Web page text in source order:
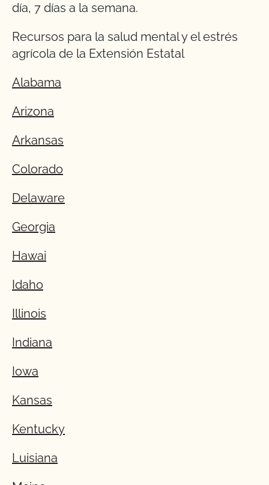
día, 7 días a la semana.
Recursos para la salud mental y el estrés
agrícola de la Extensión Estatal
Alabama
Arizona
Arkansas
Colorado
Delaware
Georgia
Hawai
Idaho
Illinois
Indiana
Iowa
Kansas
Kentucky
Luisiana